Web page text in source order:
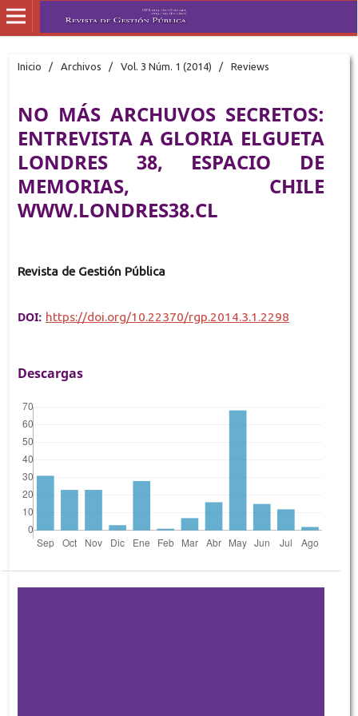
Inicio / Archivos / Vol. 3 Núm. 1 (2014) / Reviews
NO MÁS ARCHUVOS SECRETOS:
ENTREVISTA A GLORIA ELGUETA
LONDRES 38, ESPACIO DE
MEMORIAS, CHILE
WWW.LONDRES38.CL
Revista de Gestión Pública
DOI: https://doi.org/10.22370/rgp.2014.3.1.2298
Descargas